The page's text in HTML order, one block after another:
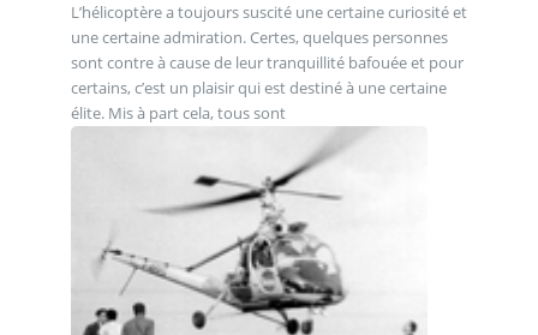
L’hélicoptère a toujours suscité une certaine curiosité et
une certaine admiration. Certes, quelques personnes
sont contre à cause de leur tranquillité bafouée et pour
certains, c’est un plaisir qui est destiné à une certaine
élite. Mis à part cela, tous sont